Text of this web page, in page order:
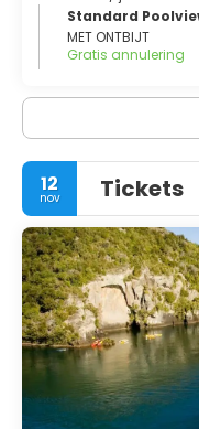
Standard
MET ONTBIJT
Gratis annulering
12
nov Tickets